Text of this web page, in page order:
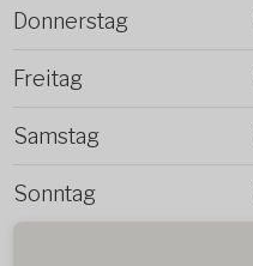
Donnerstag
Freitag
Samstag
Sonntag